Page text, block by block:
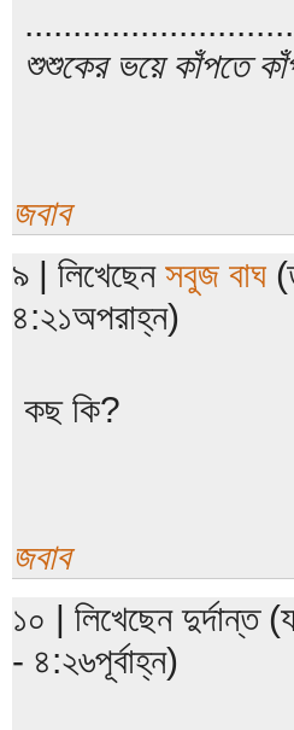
শুশুকের ভয়ে কাঁপতে
জবাব
৯ | লিখেছেন সবুজ বাঘ
৪:২১অপরাহ্ন)
কছ কি?
জবাব
১০ | লিখেছেন দুর্দান্ত
- ৪:২৬পূর্বাহ্ন)